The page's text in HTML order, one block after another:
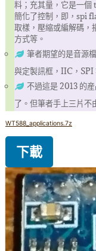
料；充其量，它是一
簡化了控制，即，spi
取樣，壓縮或編解碼，
方式等。
筆者期望的是音源
與定製訊框，IIC，SPI
不過這是 2013 的
了。但筆者手上三片不
WT588_applications.7z
下載